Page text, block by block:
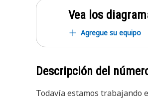
Vea los
Agregue su equipo
Descripción del
Todavía estamos trabajando